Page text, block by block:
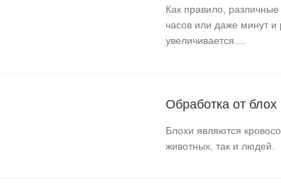
Как правило,
часов или даже минут и
увеличивается....
Обработка от блох
Блохи являются
животных, так и людей.